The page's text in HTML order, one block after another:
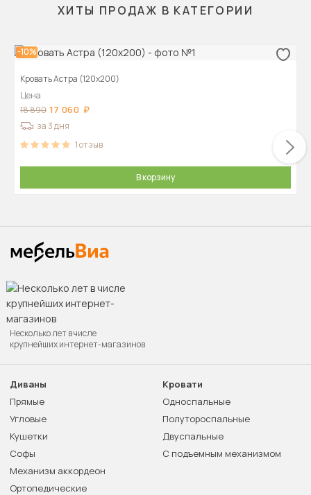
ХИТЫ ПРОДАЖ В КАТЕГОРИИ
-10%
Кровать Астра (120х200)
Цена
18 890 17 060
за 3 дня
1отзыв
В корзину
Несколько лет в числе
крупнейших интернет-магазинов
Диваны
Прямые
Угловые
Кушетки
Софы
Механизм аккордеон
Ортопедические
Кровати
Односпальные
Полутороспальные
Двуспальные
С подъемным механизмом